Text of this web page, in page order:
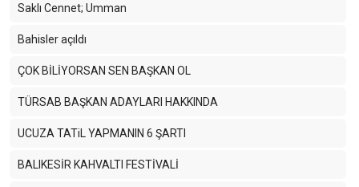
Saklı Cennet; Umman
Bahisler açıldı
ÇOK BİLİYORSAN SEN BAŞKAN OL
TÜRSAB BAŞKAN ADAYLARI HAKKINDA
UCUZA TATiL YAPMANIN 6 ŞARTI
BALIKESİR KAHVALTI FESTİVALİ